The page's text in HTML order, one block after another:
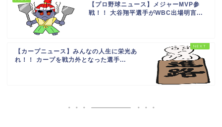
【プロ野球ニュース】メジャーMVP参
戦！！ 大谷翔平選手がWBC出場明言...
【カープニュース】みんなの人生に栄光あ
れ！！ カープを戦力外となった選手...